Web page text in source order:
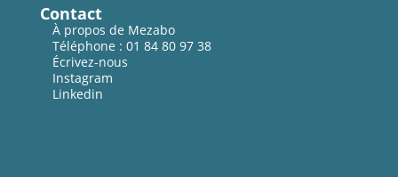
Contact
À propos de Mezabo
Téléphone : 01 84 80 97 38
Écrivez-nous
Instagram
Linkedin